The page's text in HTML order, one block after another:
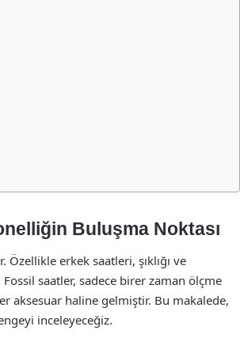
Buluşma Noktası
Özellikle erkek saatleri, şıklığı ve
saatler, sadece birer zaman ölçme
aksesuar haline gelmiştir. Bu makalede,
inceleyeceğiz.